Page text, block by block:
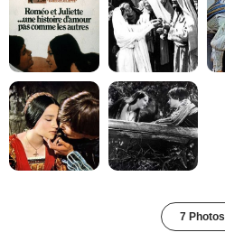
7 Photos